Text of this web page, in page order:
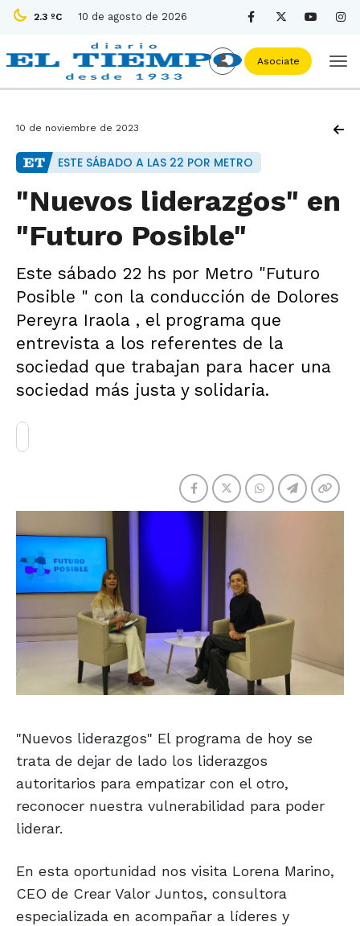
2.3 ºC 10 de agosto de 2026
Asociate
10 de noviembre de 2023
ESTE SÁBADO A LAS 22 POR METRO
"Nuevos liderazgos" en
"Futuro Posible"
Este sábado 22 hs por Metro "Futuro
Posible " con la conducción de Dolores
Pereyra Iraola , el programa que
entrevista a los referentes de la
sociedad que trabajan para hacer una
sociedad más justa y solidaria.
"Nuevos liderazgos" El programa de hoy se
trata de dejar de lado los liderazgos
autoritarios para empatizar con el otro,
reconocer nuestra vulnerabilidad para poder
liderar.
En esta oportunidad nos visita Lorena Marino,
CEO de Crear Valor Juntos, consultora
especializada en acompañar a líderes y